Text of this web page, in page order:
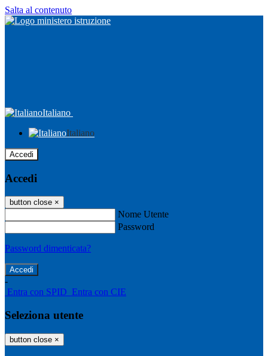
Salta al contenuto
Italiano
Italiano
Accedi
Accedi
button close ×
Nome Utente
Password
Password dimenticata?
-
Entra con SPID Entra con CIE
Seleziona utente
button close ×